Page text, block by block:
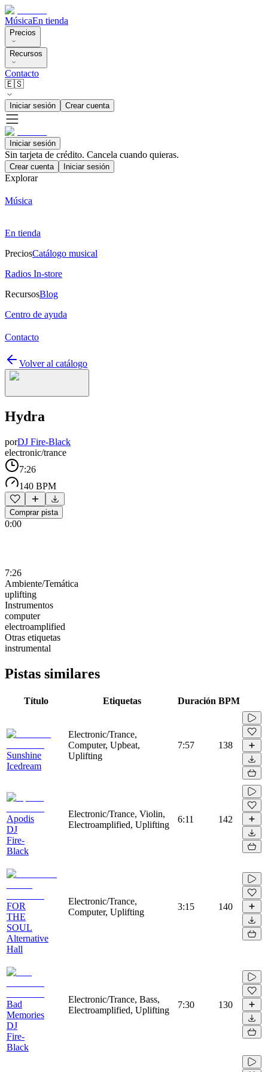
MúsicaEn tienda
Precios
Recursos
Contacto
🇪🇸
Iniciar sesión Crear cuenta
Iniciar sesión
Sin tarjeta de crédito. Cancela cuando quieras.
Crear cuenta Iniciar sesión
Explorar
Música
En tienda
PreciosCatálogo musical
Radios In-store
RecursosBlog
Centro de ayuda
Contacto
Volver al catálogo
Hydra
porDJ Fire-Black
electronic/trance
7:26
140 BPM
Comprar pista
0:00
7:26
Ambiente/Temática
uplifting
Instrumentos
computer
electroamplified
Otras etiquetas
instrumental
Pistas similares
Título Etiquetas Duración BPM
Sunshine
Icedream
Electronic/Trance,
Computer, Upbeat,
Uplifting
7:57 138
Apodis
DJ
Fire-
Black
Electronic/Trance, Violin,
Electroamplified, Uplifting
6:11 142
FOR
THE
SOUL
Alternative
Hall
Electronic/Trance,
Computer, Uplifting
3:15 140
Bad
Memories
DJ
Fire-
Black
Electronic/Trance, Bass,
Electroamplified, Uplifting
7:30 130